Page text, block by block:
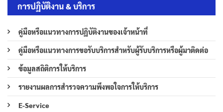
การปฏิบัติงาน & บริการ
คู่มือหรือแนวทางการปฏิบัติงานของเจ้าหน้าที่
คู่มือหรือแนวทางการขอรับบริการสำหรับผู้รับบริการหรือผู้มาติดต่อ
ข้อมูลสถิติการให้บริการ
รายงานผลการสำรวจความพึงพอใจการให้บริการ
E-Service